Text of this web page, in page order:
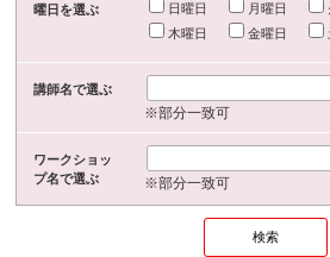
曜日を選ぶ 日曜日 月曜日
木曜日
金曜日
講師名で選ぶ
※部分一致可
ワークショッ
プ名で選ぶ
※部分一致可